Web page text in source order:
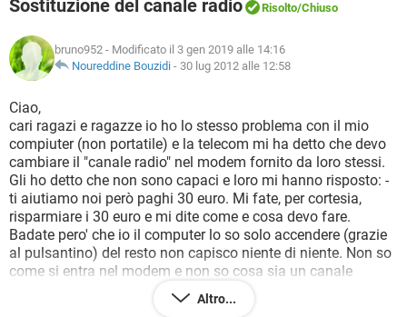
INSTAGRAM WHATSAPP
TIKTOK
HARDWARE
INSTAGRAM WHATSAPP
TIKTOK
HARDWARE
COVID-19 GAMING
INTRATTENIMENTO
iOS WINDOWS 10
INSTAGRAM
TIKTOK FACEBOOK
HARDWARE
COVID-19 GAMING
INTRATTENIMENTO
iOS
INSTAGRAM WHATSAPP
TIKTOK FACEBOOK
HARDWARE
GLOSSARIO
COVID-19
INTRATTENIMENTO ANDROID
iOS WINDOWS 10
INSTAGRAM WHATSAPP
TIKTOK FACEBOOK
HARDWARE
Sostituzione del canale radio Risolto/Chiuso
bruno952 - Modificato il 3 gen 2019 alle 14:16
Noureddine Bouzidi - 30 lug 2012 alle 12:58
Ciao,
cari ragazi e ragazze io ho lo stesso problema con il mio
compiuter (non portatile) e la telecom mi ha detto che devo
cambiare il "canale radio" nel modem fornito da loro stessi.
Gli ho detto che non sono capaci e loro mi hanno risposto: -
ti aiutiamo noi però paghi 30 euro. Mi fate, per cortesia,
risparmiare i 30 euro e mi dite come e cosa devo fare.
Badate pero' che io il computer lo so solo accendere (grazie
al pulsantino) del resto non capisco niente di niente. Non so
come si entra nel modem e non so cosa sia un canale
radio.... aper farmi aprire le porte di EMULE ho dovuto
spendere 30 euro dati alla Telecom (per intenderci), Per tanto
Altro...